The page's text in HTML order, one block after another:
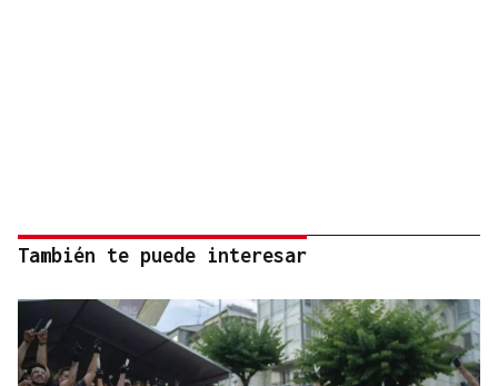
También te puede interesar